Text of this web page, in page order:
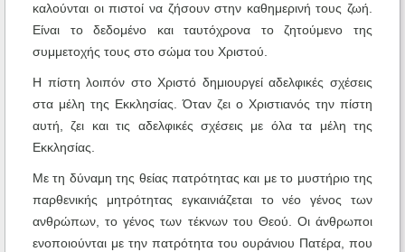
καλούνται οι πιστοί να ζήσουν στην καθημερινή τους ζωή.
Είναι το δεδομένο και ταυτόχρονα το ζητούμενο της
συμμετοχής τους στο σώμα του Χριστού.
Η πίστη λοιπόν στο Χριστό δημιουργεί αδελφικές σχέσεις
στα μέλη της Εκκλησίας. Όταν ζει ο Χριστιανός την πίστη
αυτή, ζει και τις αδελφικές σχέσεις με όλα τα μέλη της
Εκκλησίας.
Με τη δύναμη της θείας πατρότητας και με το μυστήριο της
παρθενικής μητρότητας εγκαινιάζεται το νέο γένος των
ανθρώπων, το γένος των τέκνων του Θεού. Οι άνθρωποι
ενοποιούνται με την πατρότητα του ουράνιου Πατέρα, που